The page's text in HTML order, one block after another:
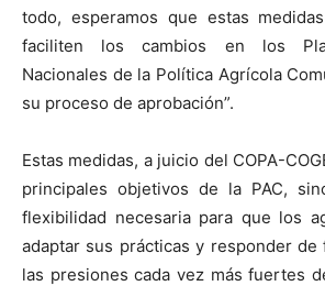
todo, esperamos que estas
faciliten los cambios en los
Nacionales de la Política Agrícola
su proceso de aprobación”.
Estas medidas, a juicio del COPA-
principales objetivos de la PAC,
flexibilidad necesaria para que los
adaptar sus prácticas y responder de
las presiones cada vez más fuertes